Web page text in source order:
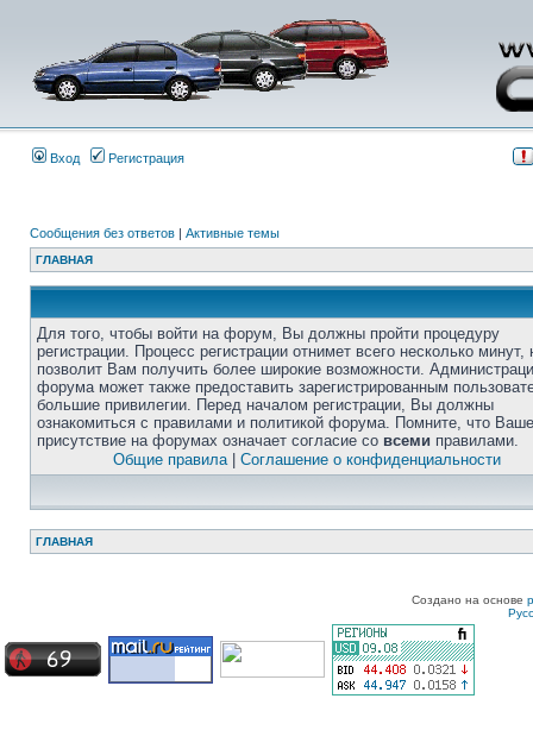
Вход Регистрация
Сообщения без ответов | Активные темы
ГЛАВНАЯ
Для того, чтобы войти на форум, Вы должны пройти процедуру
регистрации. Процесс регистрации отнимет всего несколько минут,
позволит Вам получить более широкие возможности.
форума может также предоставить зарегистрированным
большие привилегии. Перед началом регистрации, Вы должны
ознакомиться с правилами и политикой форума. Помните, что Ваше
присутствие на форумах означает согласие со всеми правилами.
Общие правила| Соглашение о конфиденциальности
ГЛАВНАЯ
Создано на основе